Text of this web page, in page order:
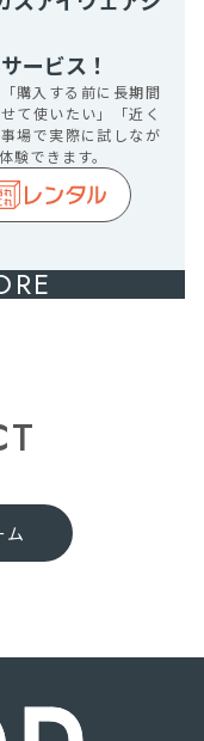
ービス！
購入する前に長期間
て使いたい」「近く
場で実際に試しなが
験できます。
ム